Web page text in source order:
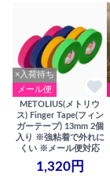
×入荷待ち
メール便
METOLIUS(メトリウ
ス) Finger Tape(フィン
ガーテープ) 13mm 2個
入り ※強粘着で外れに
くい ※メール便対応
1,320円